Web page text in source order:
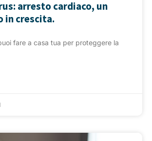
arresto cardiaco, un
in crescita.
fare a casa tua per proteggere la